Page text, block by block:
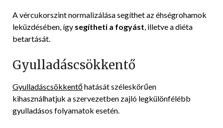
A vércukorszint normalizálása segíthet az éhségrohamok
leküzdésében, így segítheti a fogyást , illetve a diéta
betartását.
Gyulladáscsökkentő
Gyulladáscsökkentőhatását széleskörűen
kihasználhatjuk a szervezetben zajló legkülönfélébb
gyulladásos folyamatok esetén.